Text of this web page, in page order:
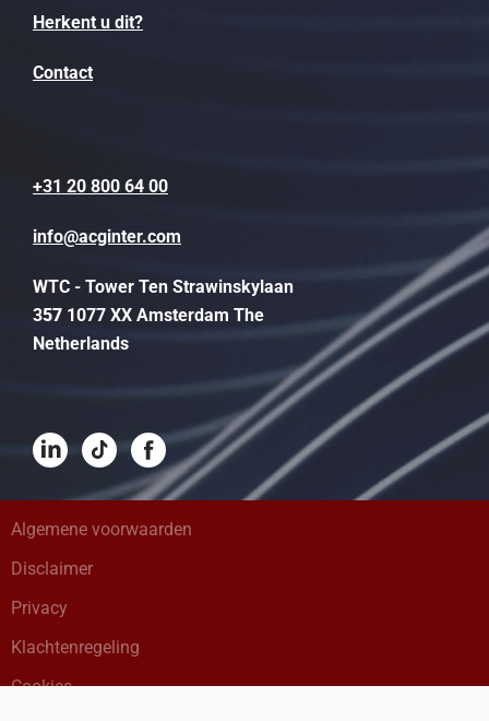
Herkent u dit?
Contact
+31 20 800 64 00
info@acginter.com
WTC - Tower Ten Strawinskylaan
357 1077 XX Amsterdam The
Netherlands
Algemene voorwaarden
Disclaimer
Privacy
Klachtenregeling
Cookies